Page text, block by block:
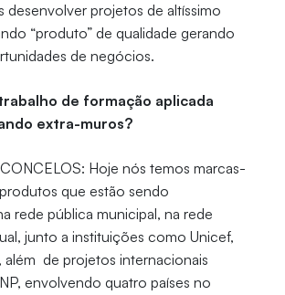
desenvolver projetos de altíssimo
“produto” de qualidade gerando
de negócios.
de formação aplicada
extra-muros?
Hoje nós temos marcas-
que estão sendo
rede pública municipal, na rede
junto a instituições como Unicef,
além de projetos internacionais
envolvendo quatro países no